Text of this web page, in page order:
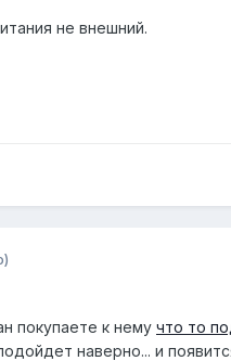
не внешний.
покупаете к нему что то
наверно... и